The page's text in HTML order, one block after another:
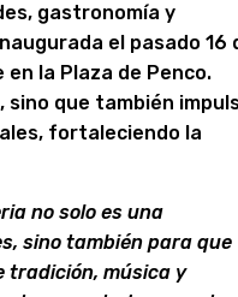
gastronomía y
el pasado 16
la Plaza de Penco.
que también
fortaleciendo la
no solo es una
sino también para que
tradición, música y